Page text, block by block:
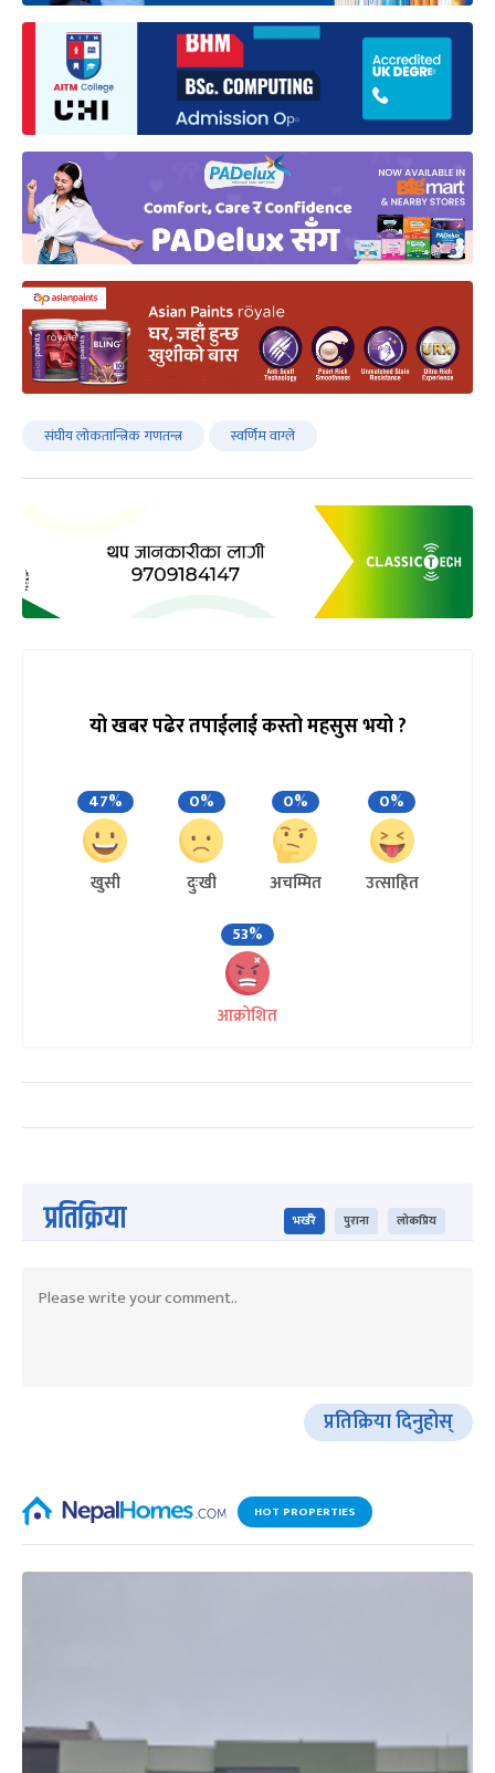
संघीय लोकतान्त्रिक गणतन्त्र स्वर्णिम वाग्ले
यो खबर पढेर तपाईलाई कस्तो महसुस भयो ?
47%
खुसी
0%
दुःखी
0%
अचम्मित
0%
उत्साहित
53%
आक्रोशित
प्रतिक्रिया भर्खरै पुराना लोकप्रिय
प्रतिक्रिया दिनुहोस्
HOT PROPERTIES